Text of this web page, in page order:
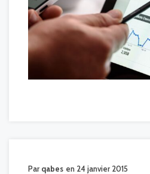
Par qabes en 24 janvier 2015